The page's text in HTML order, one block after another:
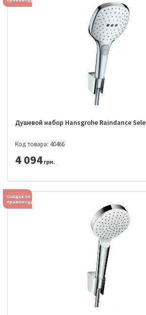
Душевой набор Hansgrohe Raindance
Код товара: 40466
4 094 грн.
Скидка по
промокоду